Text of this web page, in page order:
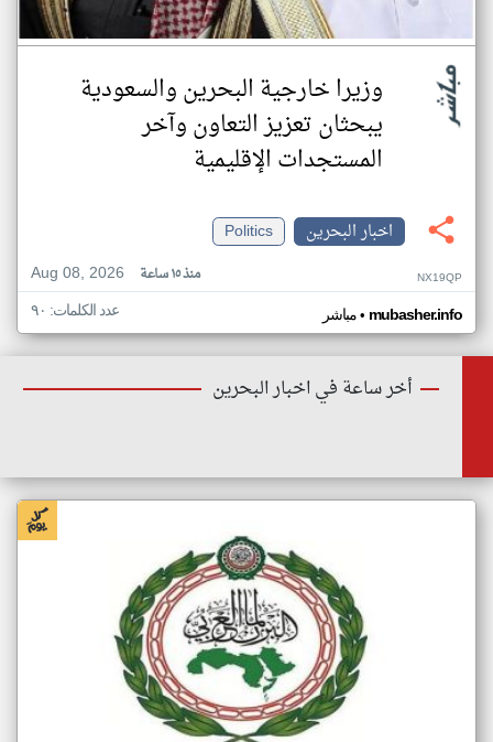
وزيرا خارجية البحرين والسعودية
يبحثان تعزيز التعاون وآخر
المستجدات الإقليمية
اخبار البحرين
Politics
Aug 08, 2026
منذ ١٥ ساعة NX19QP
مباشر• mubasher.info عدد الكلمات: ٩٠
أخر ساعة في اخبار البحرين